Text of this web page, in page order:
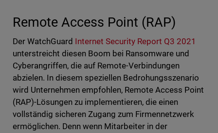
Remote Access Point (RAP)
Der WatchGuard Internet Security Report Q3 2021
unterstreicht diesen Boom bei Ransomware und
Cyberangriffen, die auf Remote-Verbindungen
abzielen. In diesem speziellen Bedrohungsszenario
wird Unternehmen empfohlen, Remote Access Point
(RAP)-Lösungen zu implementieren, die einen
vollständig sicheren Zugang zum Firmennetzwerk
ermöglichen. Denn wenn Mitarbeiter in der